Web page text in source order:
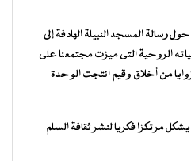
رسالة المسجد النبيلة الهادفة إلى
الروحية التى ميزت مجتمعنا على
من أخلاق وقيم انتجت الوحدة
مرتكزا فكريا لنشر ثقافة السلم